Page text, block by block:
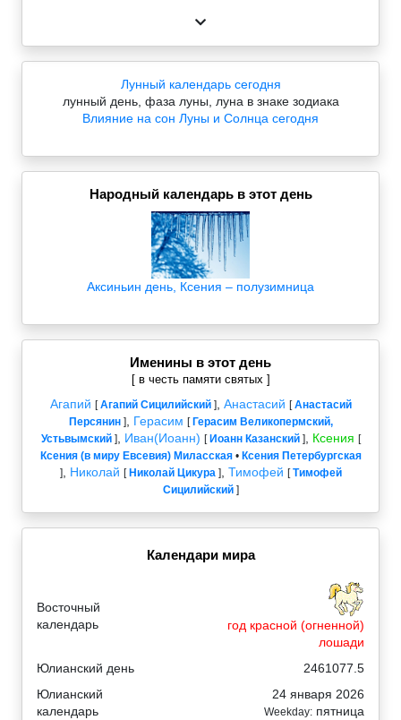
Лунный календарь сегодня
лунный день, фаза луны, луна в знаке зодиака
Влияние на сон Луны и Солнца сегодня
Народный календарь в этот день
Аксиньин день, Ксения – полузимница
Именины в этот день
[ в честь памяти святых ]
Агапий [Агапий Сицилийский], Анастасий [Анастасий
Персянин], Герасим [ Герасим Великопермский,
Устьвымский], Иван(Иоанн) [ Иоанн Казанский], Ксения [
Ксения (в миру Евсевия) Миласская• Ксения Петербургская
], Николай [ Николай Цикура], Тимофей [Тимофей
Сицилийский]
Календари мира
Восточный
календарь
год красной (огненной)
лошади
Юлианский день
2461077.5
Юлианский
календарь
24 января 2026
Weekday: пятница